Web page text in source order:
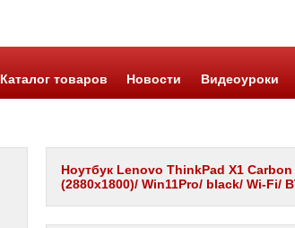
Каталог товаров Новости Видеоуроки
Ноутбук Lenovo ThinkPad X1
(2880x1800)/ Win11Pro/ black/ Wi-Fi/